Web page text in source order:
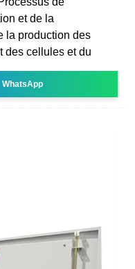
et de la
la production des
des cellules et du
WhatsApp